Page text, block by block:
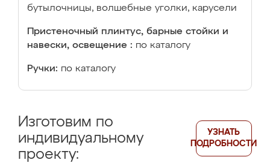
бутылочницы, волшебные уголки, карусели
Пристеночный плинтус, барные стойки и
навески, освещение : по каталогу
Ручки: по каталогу
Изготовим по
индивидуальному
проекту:
УЗНАТЬ
ПОДРОБНОСТИ